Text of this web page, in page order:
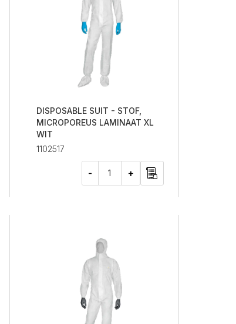
DISPOSABLE SUIT - STOF,
MICROPOREUS LAMINAAT XL
WIT
1102517
- +